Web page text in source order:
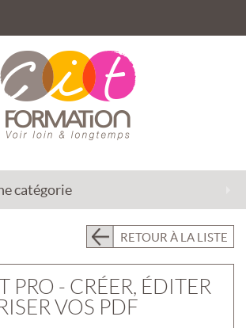
catégorie
RETOUR À LA LISTE
PRO - CRÉER, ÉDITER
VOS PDF